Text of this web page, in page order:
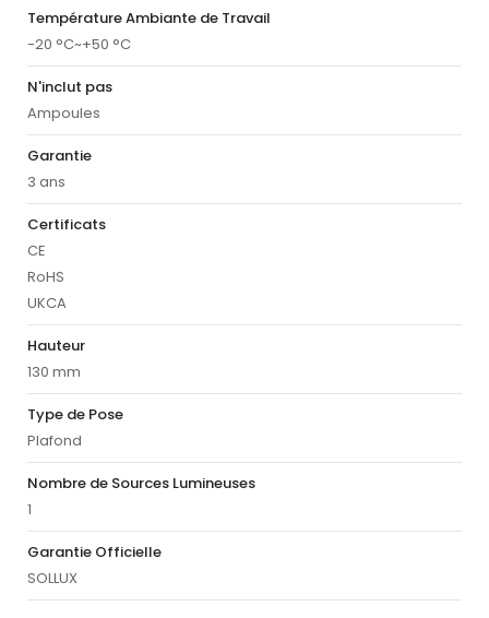
Température Ambiante de Travail
-20 °C~+50 °C
N'inclut pas
Ampoules
Garantie
3 ans
Certificats
CE
RoHS
UKCA
Hauteur
130 mm
Type de Pose
Plafond
Nombre de Sources Lumineuses
1
Garantie Officielle
SOLLUX